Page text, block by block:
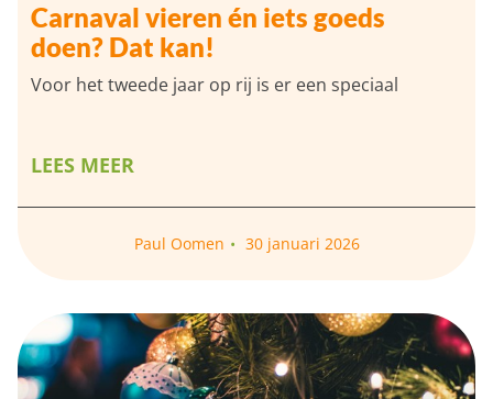
Carnaval vieren én iets goeds
doen? Dat kan!
Voor het tweede jaar op rij is er een speciaal
LEES MEER
Paul Oomen 30 januari 2026